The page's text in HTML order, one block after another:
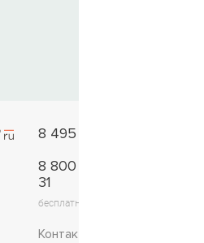
8 495 777-11-33
8 800 775-42-
31
бесплатно по России
Контакты